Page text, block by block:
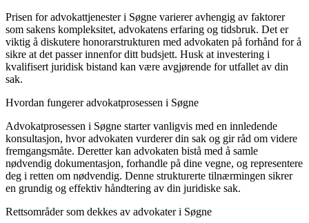
Prisen for advokattjenester i Søgne varierer avhengig av faktorer
som sakens kompleksitet, advokatens erfaring og tidsbruk. Det er
viktig å diskutere honorarstrukturen med advokaten på forhånd for å
sikre at det passer innenfor ditt budsjett. Husk at investering i
kvalifisert juridisk bistand kan være avgjørende for utfallet av din
sak.
Hvordan fungerer advokatprosessen i Søgne
Advokatprosessen i Søgne starter vanligvis med en innledende
konsultasjon, hvor advokaten vurderer din sak og gir råd om videre
fremgangsmåte. Deretter kan advokaten bistå med å samle
nødvendig dokumentasjon, forhandle på dine vegne, og representere
deg i retten om nødvendig. Denne strukturerte tilnærmingen sikrer
en grundig og effektiv håndtering av din juridiske sak.
Rettsområder som dekkes av advokater i Søgne